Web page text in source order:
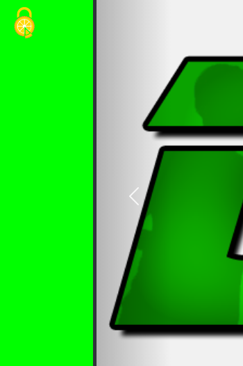
vorheriges
Cookie-Einstellungen